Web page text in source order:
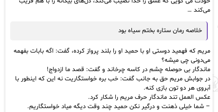
می‌کند …
خلاصه رمان ستاره بختم سیاه بود
مریم که فهمید دوستی او با حمید او را بلند پرواز کرده، گفت: اگه بابات بفهمه
می‌دونی چی میشه؟
ماندگار بی حوصله چشم در کاسه چرخاند و گفت: قصد ما ازدواج!
در جوابش مریم حق به جانب گفت: خب بره خواستگاریت نه این که اینطور با
آبروی هر دو تون بازی کنه.
عکس العمل تند ماندگار حرف مریم را شکار کرد.
– شما خیلی ذهنت و درگیر نکن حمید چند وقت دیگه میاد خواستگاریم.